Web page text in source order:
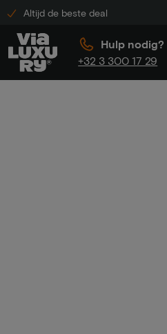
Altijd de beste deal
Hulp nodig?
+32 3 300 17 29